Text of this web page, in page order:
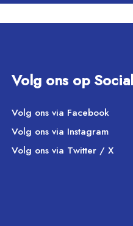
Volg ons op
Volg ons via Facebook
Volg ons via Instagram
Volg ons via Twitter / X